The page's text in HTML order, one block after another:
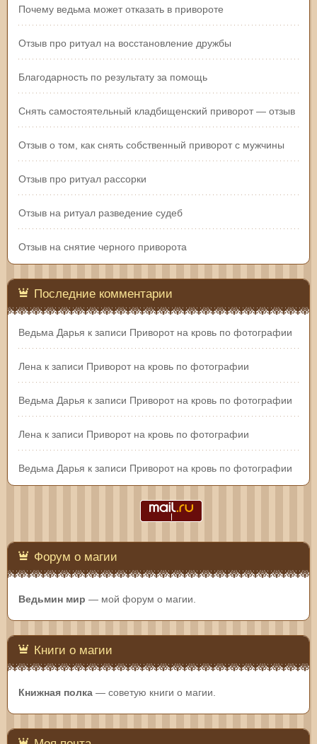
Почему ведьма может отказать в привороте
Отзыв про ритуал на восстановление дружбы
Благодарность по результату за помощь
Снять самостоятельный кладбищенский приворот — отзыв
Отзыв о том, как снять собственный приворот с мужчины
Отзыв про ритуал рассорки
Отзыв на ритуал разведение судеб
Отзыв на снятие черного приворота
Последние комментарии
Ведьма Дарья к записи Приворот на кровь по фотографии
Лена к записи Приворот на кровь по фотографии
Ведьма Дарья к записи Приворот на кровь по фотографии
Лена к записи Приворот на кровь по фотографии
Ведьма Дарья к записи Приворот на кровь по фотографии
Форум о магии
Ведьмин мир — мой форум о магии.
Книги о магии
Книжная полка — советую книги о магии.